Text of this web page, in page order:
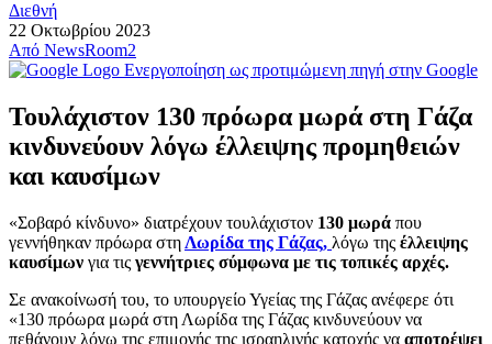
Διεθνή
22 Οκτωβρίου 2023
Από NewsRoom2
Ενεργοποίηση ως προτιμώμενη πηγή στην Google
Τουλάχιστον 130 πρόωρα μωρά στη Γάζα
κινδυνεύουν λόγω έλλειψης προμηθειών
και καυσίμων
«Σοβαρό κίνδυνο» διατρέχουν τουλάχιστον 130 μωρά που
γεννήθηκαν πρόωρα στη Λωρίδα της Γάζας, λόγω της έλλειψης
καυσίμων για τις γεννήτριες σύμφωνα με τις τοπικές αρχές.
Σε ανακοίνωσή του, το υπουργείο Υγείας της Γάζας ανέφερε ότι
«130 πρόωρα μωρά στη Λωρίδα της Γάζας κινδυνεύουν να
πεθάνουν λόγω της επιμονής της ισραηλινής κατοχής να αποτρέψει